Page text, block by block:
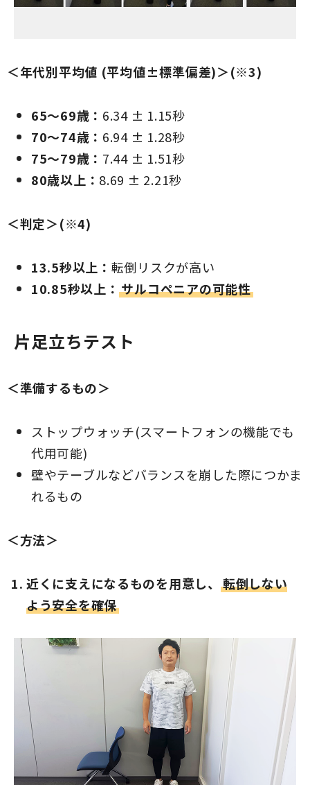
＜年代別平均値 (平均値±標準偏差)＞(※3)
65～69歳： 6.34 ± 1.15秒
70～74歳： 6.94 ± 1.28秒
75～79歳： 7.44 ± 1.51秒
80歳以上： 8.69 ± 2.21秒
＜判定＞(※4)
13.5秒以上： 転倒リスクが高い
10.85秒以上：サルコペニアの可能性
片足立ちテスト
＜準備するもの＞
ストップウォッチ(スマートフォンの機能でも
代用可能)
壁やテーブルなどバランスを崩した際につかま
れるもの
＜方法＞
近くに支えになるものを用意し、
転倒しない
よう安全を確保